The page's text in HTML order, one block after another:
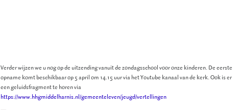
Verder wijzen we u nog op de uitzending vanuit de zondagsschool voor onze kinderen. De eerste
opname komt beschikbaar op 5 april om 14.15 uur via het Youtube kanaal van de kerk. Ook is er
een geluidsfragment te horen via
https://www.hhgmiddelharnis.nl/gemeenteleven/jeugd/vertellingen